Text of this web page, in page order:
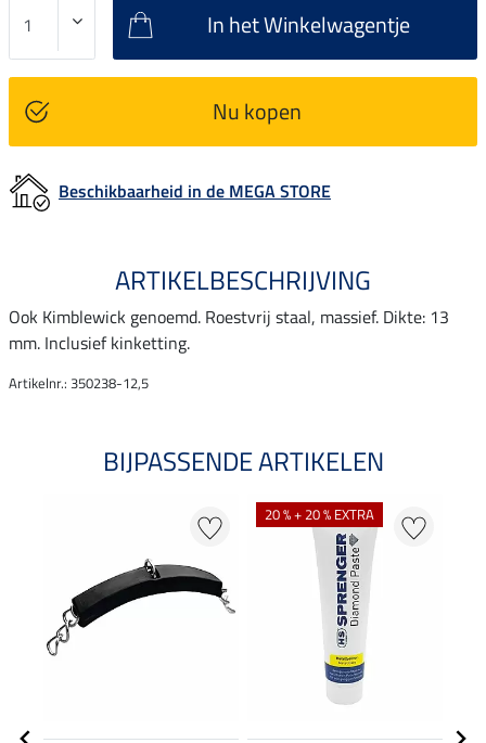
In het Winkelwagentje
Nu kopen
Beschikbaarheid in de MEGA STORE
ARTIKELBESCHRIJVING
Ook Kimblewick genoemd. Roestvrij staal, massief. Dikte: 13
mm. Inclusief kinketting.
Artikelnr.: 350238-12,5
BIJPASSENDE ARTIKELEN
20 % + 20 % EXTRA